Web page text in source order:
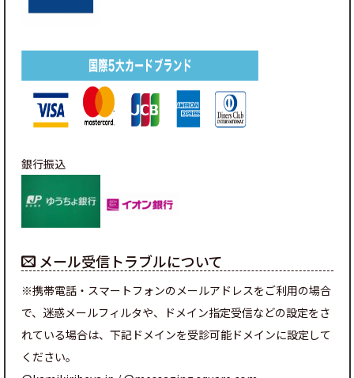
銀行振込
メール受信トラブルについて
※携帯電話・スマートフォンのメールアドレスをご利用の場合
で、迷惑メールフィルタや、ドメイン指定受信などの設定をさ
れている場合は、下記ドメインを受診可能ドメインに設定して
ください。